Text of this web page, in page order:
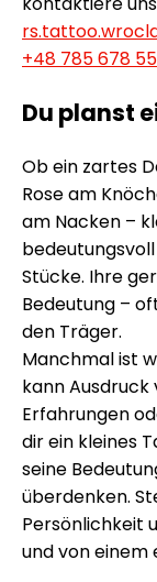
+48 785 678
Du planst
Ob ein zartes
Rose am
am Nacken –
Stücke. Ihre
Bedeutung –
den Träger.
Manchmal ist
kann
Erfahrungen
dir ein kleines
seine
überdenken.
Persönlichkeit
und von einem